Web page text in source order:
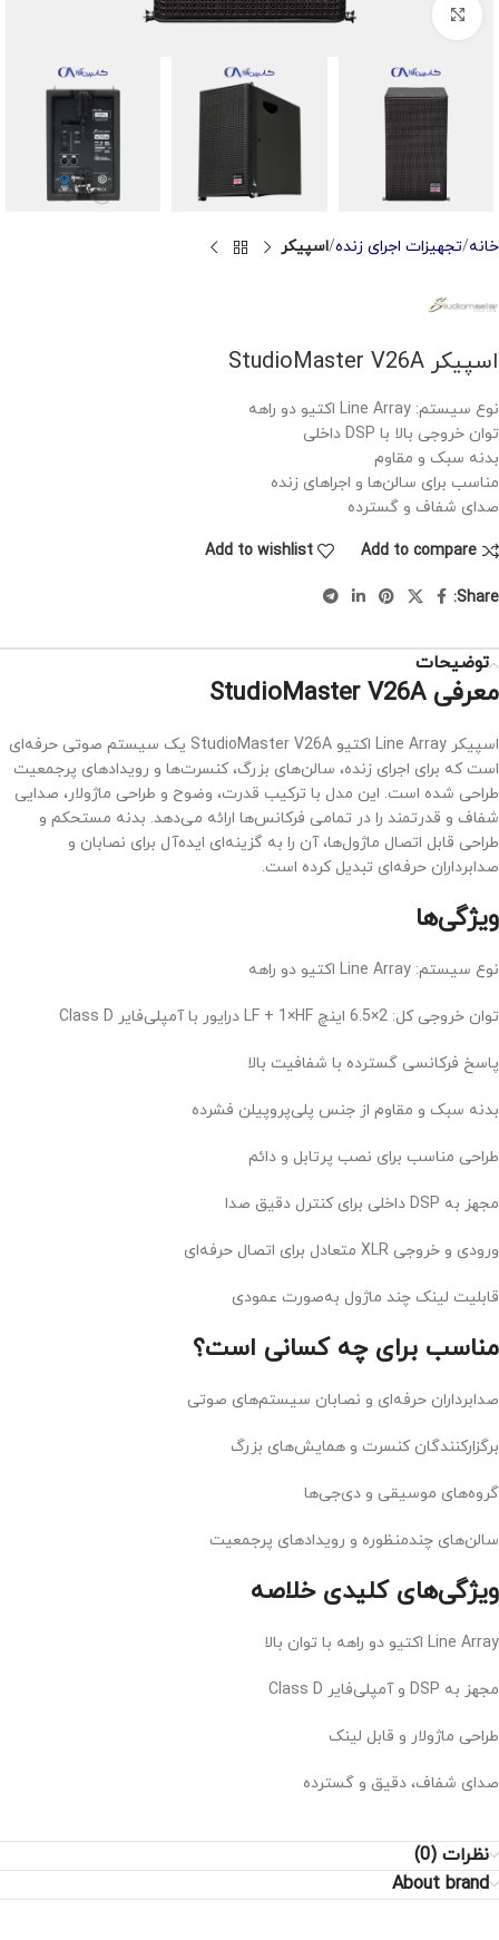
Click to enlarge
خانه تجهیزات اجرای زنده اسپیکر
اسپیکر StudioMaster V26A
نوع سیستم: Line Array اکتیو دو راهه
توان خروجی بالا با DSP داخلی
بدنه سبک و مقاوم
مناسب برای سالن‌ها و اجراهای زنده
صدای شفاف و گسترده
Add to compare
Add to wishlist
Share:
توضیحات
معرفی StudioMaster V26A
اسپیکر Line Array اکتیو StudioMaster V26A یک سیستم صوتی حرفه‌ای
است که برای اجرای زنده، سالن‌های بزرگ، کنسرت‌ها و رویدادهای پرجمعیت
طراحی شده است. این مدل با ترکیب قدرت، وضوح و طراحی ماژولار، صدایی
شفاف و قدرتمند را در تمامی فرکانس‌ها ارائه می‌دهد. بدنه مستحکم و
طراحی قابل اتصال ماژول‌ها، آن را به گزینه‌ای ایده‌آل برای نصابان و
صدابرداران حرفه‌ای تبدیل کرده است.
ویژگی‌ها
نوع سیستم: Line Array اکتیو دو راهه
توان خروجی کل: 2×6.5 اینچ LF + 1×HF درایور با آمپلی‌فایر Class D
پاسخ فرکانسی گسترده با شفافیت بالا
بدنه سبک و مقاوم از جنس پلی‌پروپیلن فشرده
طراحی مناسب برای نصب پرتابل و دائم
مجهز به DSP داخلی برای کنترل دقیق صدا
ورودی و خروجی XLR متعادل برای اتصال حرفه‌ای
قابلیت لینک چند ماژول به‌صورت عمودی
مناسب برای چه کسانی است؟
صدابرداران حرفه‌ای و نصابان سیستم‌های صوتی
برگزارکنندگان کنسرت و همایش‌های بزرگ
گروه‌های موسیقی و دی‌جی‌ها
سالن‌های چندمنظوره و رویدادهای پرجمعیت
ویژگی‌های کلیدی خلاصه
Line Array اکتیو دو راهه با توان بالا
مجهز به DSP و آمپلی‌فایر Class D
طراحی ماژولار و قابل لینک
صدای شفاف، دقیق و گسترده
نظرات (0)
About brand